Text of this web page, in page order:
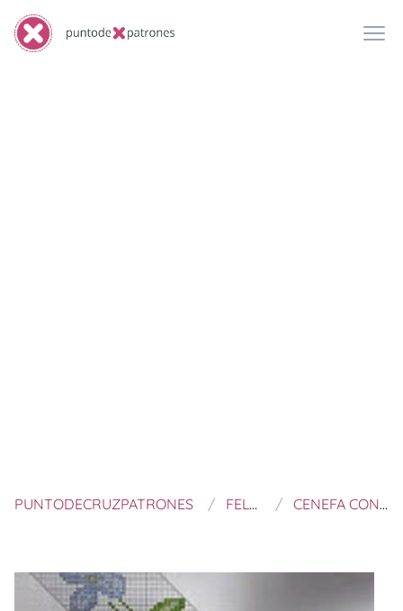
PUNTODECRUZPATRONES FELTROS E BORDADOS CENEFA CON FLORES AZULES A PUNTO DE CRUZ